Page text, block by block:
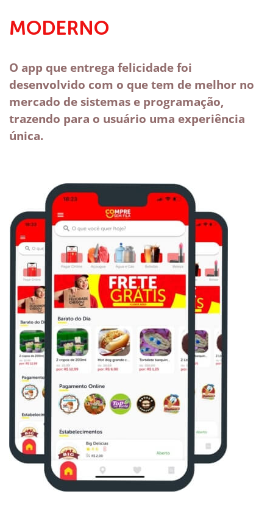
MODERNO
O app que entrega felicidade foi
desenvolvido com o que tem de melhor no
mercado de sistemas e programação,
trazendo para o usuário uma experiência
única.